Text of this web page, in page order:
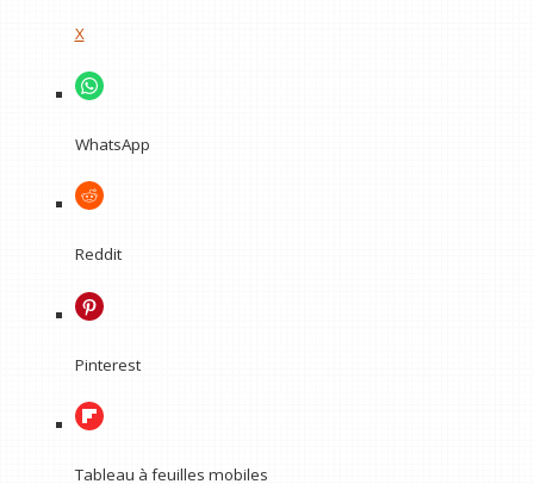
X
WhatsApp
Reddit
Pinterest
Tableau à feuilles mobiles